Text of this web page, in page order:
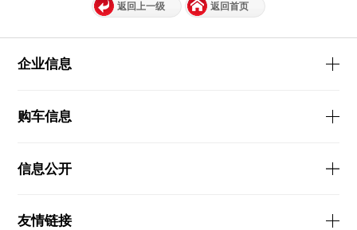
返回上一级 返回首页
企业信息
购车信息
信息公开
友情链接